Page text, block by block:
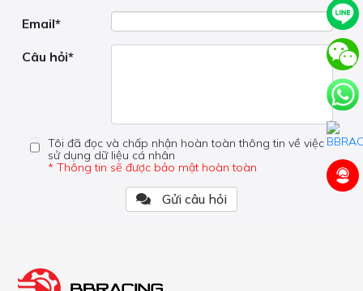
Email*
Câu hỏi*
Tôi đã đọc và chấp nhận hoàn toàn thông tin về việc
sử dụng dữ liệu cá nhân
* Thông tin sẽ được bảo mật hoàn toàn
Gửi câu hỏi